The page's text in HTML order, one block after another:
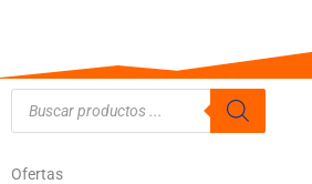
Búsqueda
productos
Ofertas